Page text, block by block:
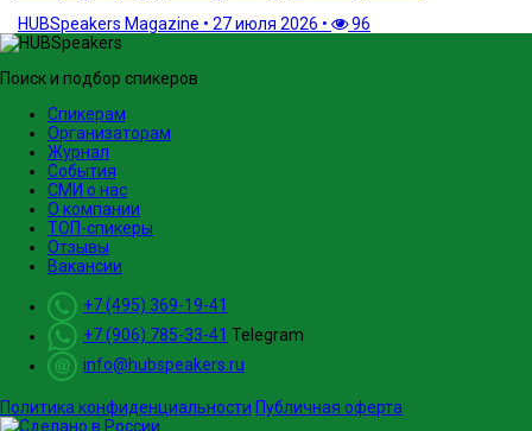
HUBSpeakers Magazine • 27 июля 2026 • 96
Поиск и подбор спикеров
Спикерам
Организаторам
Журнал
События
СМИ о нас
О компании
ТОП-спикеры
Отзывы
Вакансии
+7 (495) 369-19-41
+7 (906) 785-33-41
Telegram
info@hubspeakers.ru
Политика конфиденциальности Публичная оферта